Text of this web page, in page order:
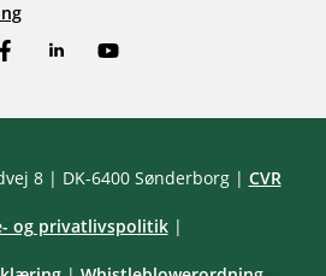
FacebookLinkedInYouTube
8 | DK-6400 Sønderborg | CVR
og privatlivspolitik |